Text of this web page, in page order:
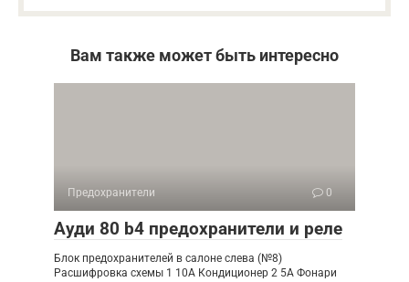
Вам также может быть интересно
Предохранители 0
Ауди 80 b4 предохранители и реле
Блок предохранителей в салоне слева (№8)
Расшифровка схемы 1 10A Кондиционер 2 5A Фонари